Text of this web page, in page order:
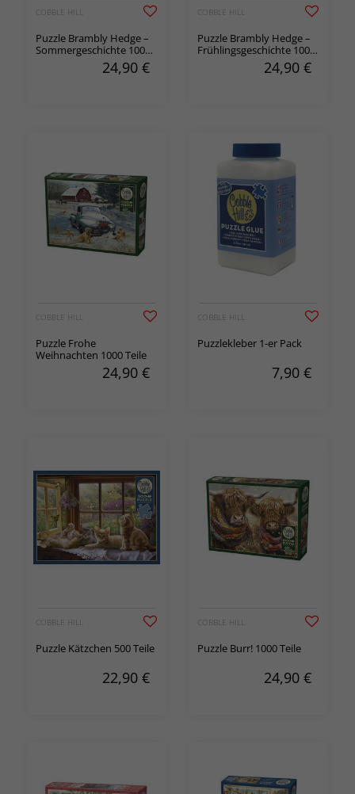
COBBLE HILL
Puzzle Brambly Hedge –
Sommergeschichte 1000
24,90 €
COBBLE HILL
Puzzle Brambly Hedge –
Frühlingsgeschichte 1000
24,90 €
COBBLE HILL
Puzzle Frohe
Weihnachten 1000 Teile
24,90 €
COBBLE HILL
Puzzlekleber 1-er Pack
7,90 €
COBBLE HILL
Puzzle Kätzchen 500 Teile
22,90 €
COBBLE HILL
Puzzle Burr! 1000 Teile
24,90 €